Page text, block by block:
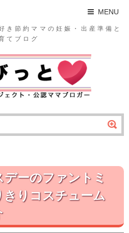
MENU
き節約ママの妊娠・出産準備と
てブログ
デーのファントミ
きりコスチューム